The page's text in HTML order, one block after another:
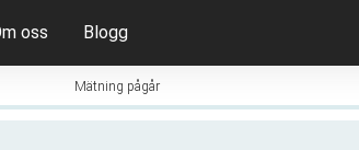
oss Blogg
Mätning pågår